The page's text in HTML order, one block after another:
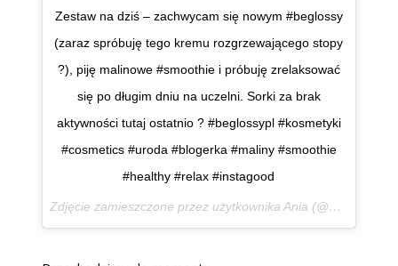
Zestaw na dziś – zachwycam się nowym #beglossy
(zaraz spróbuję tego kremu rozgrzewającego stopy
?), piję malinowe #smoothie i próbuję zrelaksować
się po długim dniu na uczelni. Sorki za brak
aktywności tutaj ostatnio ? #beglossypl #kosmetyki
#cosmetics #uroda #blogerka #maliny #smoothie
#healthy #relax #instagood
Zdjęcie zamieszczone przez użytkownika Ania (@aniamaluje) 15 Sty, 2016 o 9:11 PST